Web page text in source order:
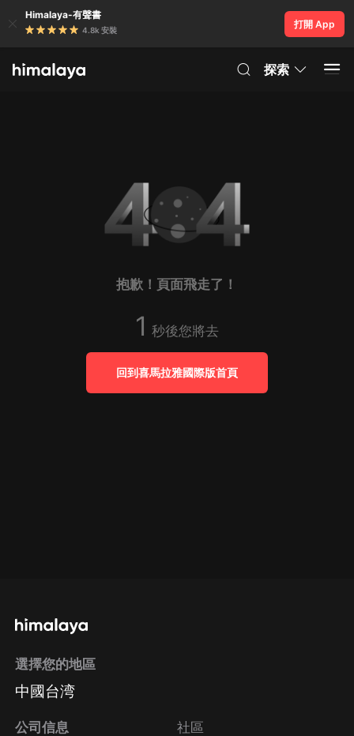
Himalaya-有聲書
4.8k 安裝
打開 App
探索
抱歉！頁面飛走了！
1 秒後您將去
回到喜馬拉雅國際版首頁
選擇您的地區
中國台湾
公司信息 社區